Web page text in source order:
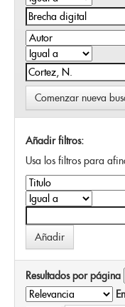
Comenzar nueva
Añadir filtros:
Usa los filtros para
Resultados por página